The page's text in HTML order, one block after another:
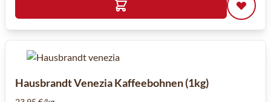
Hausbrandt Venezia Kaffeebohnen (1kg)